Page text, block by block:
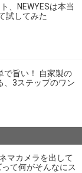
、NEWYESは本当
試してみた
で旨い！ 自家製の
、3ステップのワン
マカメラを出して
て何がそんなにス